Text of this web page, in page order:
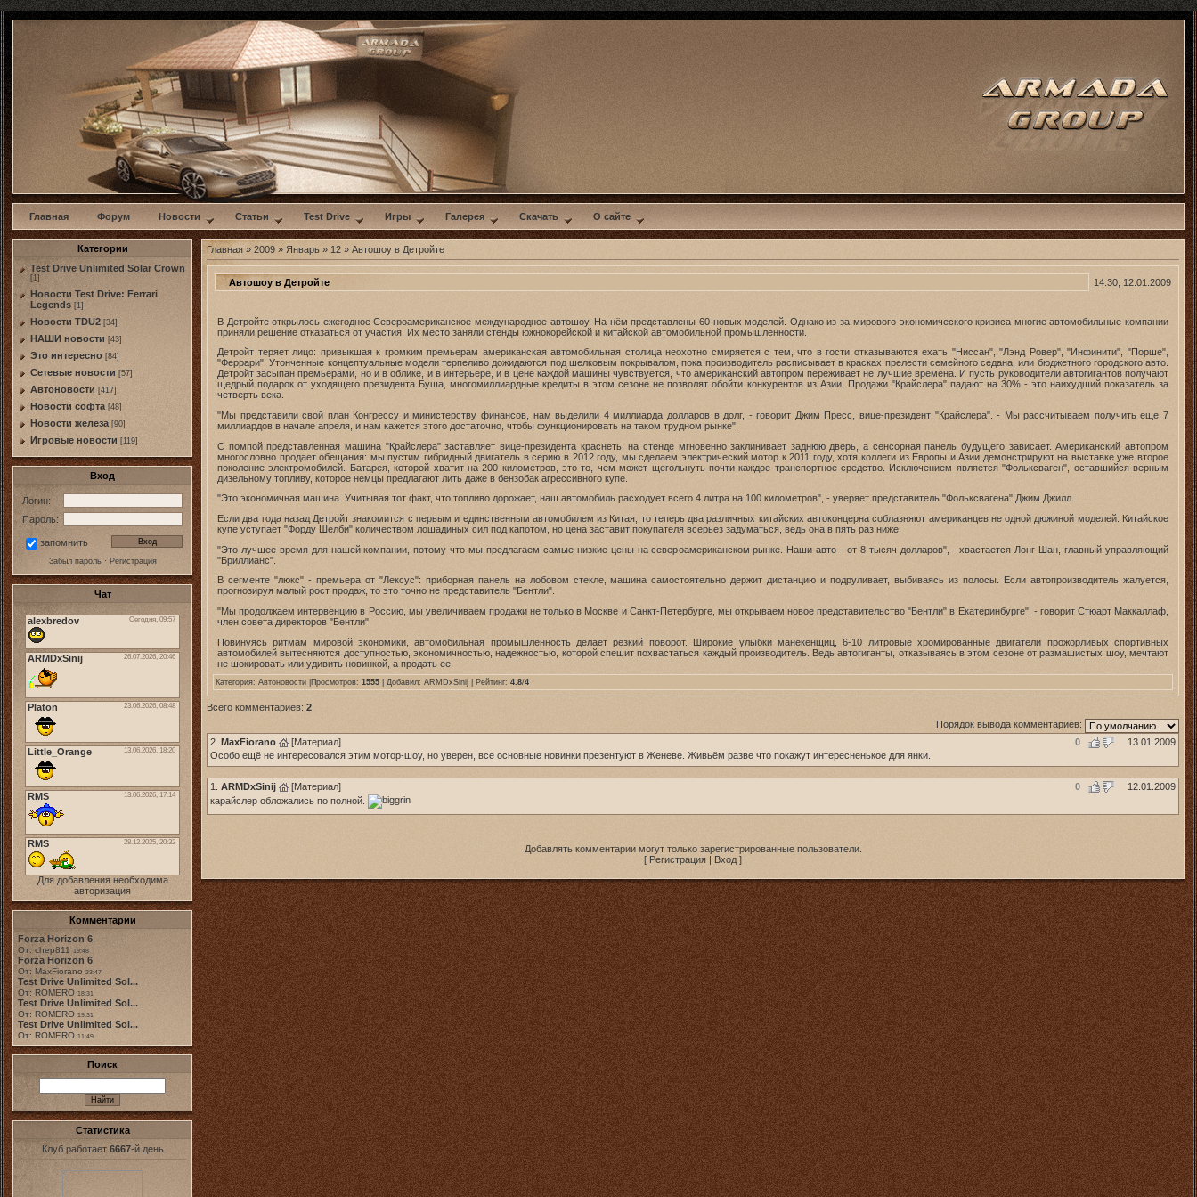
w
Главная Форум Новости Статьи Test Drive Игры Галерея Скачать О сайте
Категории
Test Drive Unlimited Solar Crown
[1]
Новости Test Drive: Ferrari
Legends [1]
Новости TDU2 [34]
НАШИ новости [43]
Это интересно [84]
Сетевые новости [57]
Автоновости [417]
Новости софта [48]
Новоcти железа [90]
Игровые новости [119]
Вход
Логин:
Пароль:
запомнить
Забыл пароль· Регистрация
Чат
Для добавления необходима
авторизация
Комментарии
Forza Horizon 6
От: chep811 19:48
Forza Horizon 6
От: MaxFiorano 23:47
Test Drive Unlimited Sol...
От: ROMERO 18:31
Test Drive Unlimited Sol...
От: ROMERO 19:31
Test Drive Unlimited Sol...
От: ROMERO 11:49
Поиск
Статистика
Клуб работает 6667-й день
Главная » 2009 » Январь » 12 » Автошоу в Детройте
Автошоу в Детройте 14:30, 12.01.2009
В Детройте открылось ежегодное Североамериканское международное автошоу. На нём представлены 60 новых моделей. Однако из-за мирового экономического кризиса многие автомобильные компании
приняли решение отказаться от участия. Их место заняли стенды южнокорейской и китайской автомобильной промышленности.
Детройт теряет лицо: привыкшая к громким премьерам американская автомобильная столица неохотно смиряется с тем, что в гости отказываются ехать "Ниссан", "Лэнд Ровер", "Инфинити", "Порше",
"Феррари". Утонченные концептуальные модели терпеливо дожидаются под шелковым покрывалом, пока производитель расписывает в красках прелести семейного седана, или бюджетного городского авто.
Детройт засыпан премьерами, но и в облике, и в интерьере, и в цене каждой машины чувствуется, что американский автопром переживает не лучшие времена. И пусть руководители автогигантов получают
щедрый подарок от уходящего президента Буша, многомиллиардные кредиты в этом сезоне не позволят обойти конкурентов из Азии. Продажи "Крайслера" падают на 30% - это наихудший показатель за
четверть века.
"Мы представили свой план Конгрессу и министерству финансов, нам выделили 4 миллиарда долларов в долг, - говорит Джим Пресс, вице-президент "Крайслера". - Мы рассчитываем получить еще 7
миллиардов в начале апреля, и нам кажется этого достаточно, чтобы функционировать на таком трудном рынке".
С помпой представленная машина "Крайслера" заставляет вице-президента краснеть: на стенде мгновенно заклинивает заднюю дверь, а сенсорная панель будущего зависает. Американский автопром
многословно продает обещания: мы пустим гибридный двигатель в серию в 2012 году, мы сделаем электрический мотор к 2011 году, хотя коллеги из Европы и Азии демонстрируют на выставке уже второе
поколение электромобилей. Батарея, которой хватит на 200 километров, это то, чем может щегольнуть почти каждое транспортное средство. Исключением является "Фольксваген", оставшийся верным
дизельному топливу, которое немцы предлагают лить даже в бензобак агрессивного купе.
"Это экономичная машина. Учитывая тот факт, что топливо дорожает, наш автомобиль расходует всего 4 литра на 100 километров", - уверяет представитель "Фольксвагена" Джим Джилл.
Если два года назад Детройт знакомится с первым и единственным автомобилем из Китая, то теперь два различных китайских автоконцерна соблазняют американцев не одной дюжиной моделей. Китайское
купе уступает "Форду Шелби" количеством лошадиных сил под капотом, но цена заставит покупателя всерьез задуматься, ведь она в пять раз ниже.
"Это лучшее время для нашей компании, потому что мы предлагаем самые низкие цены на североамериканском рынке. Наши авто - от 8 тысяч долларов", - хвастается Лонг Шан, главный управляющий
"Бриллианс".
В сегменте "люкс" - премьера от "Лексус": приборная панель на лобовом стекле, машина самостоятельно держит дистанцию и подруливает, выбиваясь из полосы. Если автопроизводитель жалуется,
прогнозируя малый рост продаж, то это точно не представитель "Бентли".
"Мы продолжаем интервенцию в Россию, мы увеличиваем продажи не только в Москве и Санкт-Петербурге, мы открываем новое представительство "Бентли" в Екатеринбурге", - говорит Стюарт Маккаллаф,
член совета директоров "Бентли".
Повинуясь ритмам мировой экономики, автомобильная промышленность делает резкий поворот. Широкие улыбки манекенщиц, 6-10 литровые хромированные двигатели прожорливых спортивных
автомобилей вытесняются доступностью, экономичностью, надежностью, которой спешит похвастаться каждый производитель. Ведь автогиганты, отказываясь в этом сезоне от размашистых шоу, мечтают
не шокировать или удивить новинкой, а продать ее.
Категория: Автоновости |Просмотров: 1555 | Добавил: ARMDxSinij | Рейтинг: 4.8/4
Всего комментариев: 2
Порядок вывода комментариев:
0
13.01.2009
2. MaxFiorano [Материал]
Особо ещё не интересовался этим мотор-шоу, но уверен, все основные новинки презентуют в Женеве. Живьём разве что покажут интересненькое для янки.
0 12.01.2009
1. ARMDxSinij [Материал]
карайслер обложались по полной.
Добавлять комментарии могут только зарегистрированные пользователи.
[ Регистрация | Вход ]